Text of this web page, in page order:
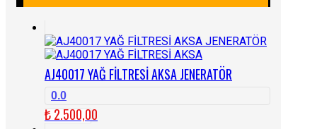
AJ40017 YAĞ FİLTRESİ AKSA JENERATÖR
0.0
₺2.500,00